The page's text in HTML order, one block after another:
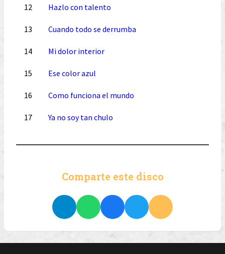
12 Hazlo con talento
13 Cuando todo se derrumba
14 Mi dolor interior
15 Ese color azul
16 Como funciona el mundo
17 Ya no soy tan chulo
Comparte este disco